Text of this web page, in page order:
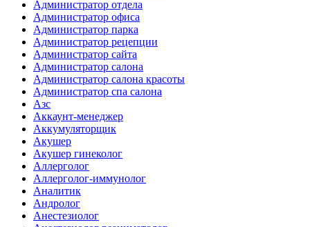
Администратор отдела
Администратор офиса
Администратор парка
Администратор рецепции
Администратор сайта
Администратор салона
Администратор салона красоты
Администратор спа салона
Азс
Аккаунт-менеджер
Аккумуляторщик
Акушер
Акушер гинеколог
Аллерголог
Аллерголог-иммунолог
Аналитик
Андролог
Анестезиолог